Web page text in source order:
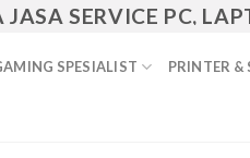
SERVICE PC,
SPESIALIST PRINTER &